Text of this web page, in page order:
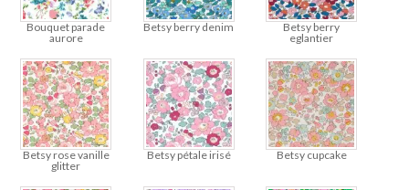
Bouquet parade
aurore
Betsy berry denim
Betsy berry
eglantier
Betsy rose vanille
glitter
Betsy pétale irisé Betsy cupcake